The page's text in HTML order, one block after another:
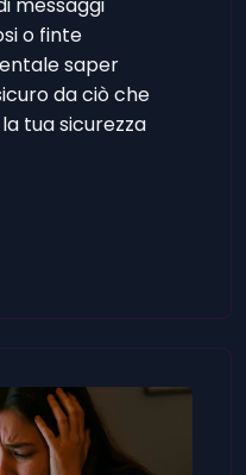
o finte
saper
da ciò che
tua sicurezza